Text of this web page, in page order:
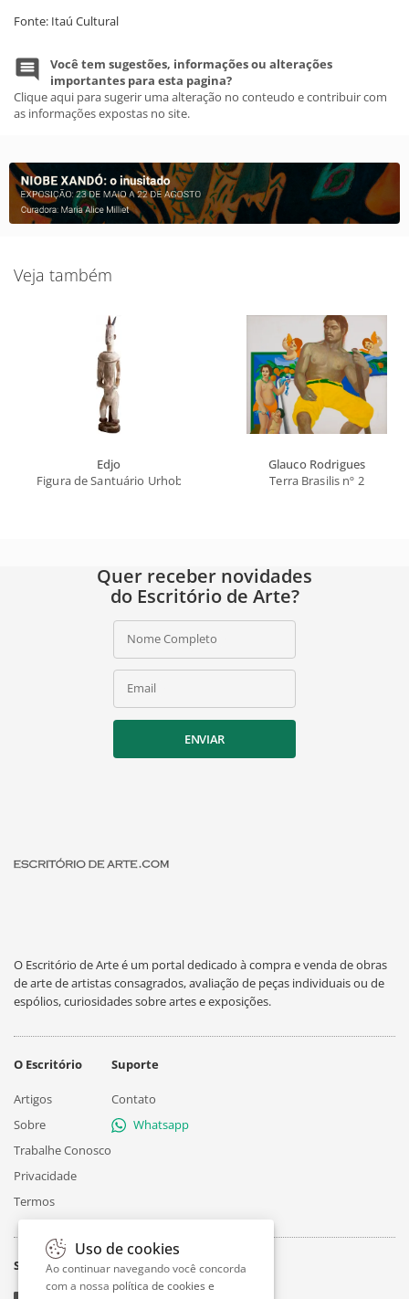
Fonte: Itaú Cultural
Você tem sugestões, informações ou alterações
importantes para esta pagina?
Clique aqui para sugerir uma alteração no conteudo e contribuir com
as informações expostas no site.
Veja também
Edjo
Figura de Santuário Urhobo (ancestral feminino e bebê)
Glauco Rodrigues
Terra Brasilis nº 2
Quer receber novidades
do Escritório de Arte?
Nome Completo
Email
ENVIAR
O Escritório de Arte é um portal dedicado à compra e venda de obras
de arte de artistas consagrados, avaliação de peças individuais ou de
espólios, curiosidades sobre artes e exposições.
O Escritório
Artigos
Sobre
Trabalhe Conosco
Privacidade
Termos
Suporte
Contato
Whatsapp
Siga
Uso de cookies
Ao continuar navegando você concorda
com a nossa política de cookies e